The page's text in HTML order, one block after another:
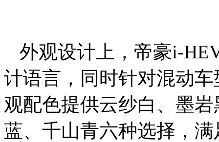
外观设计上，帝豪i-
计语言，同时针对混动
观配色提供云纱白、墨
蓝、千山青六种选择，